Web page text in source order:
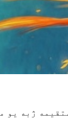
ژبه یو